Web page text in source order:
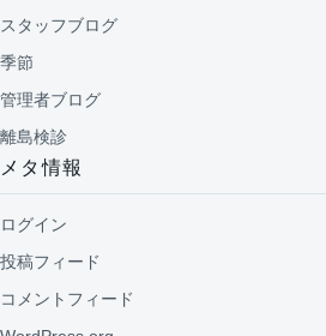
スタッフブログ
季節
管理者ブログ
離島検診
メタ情報
ログイン
投稿フィード
コメントフィード